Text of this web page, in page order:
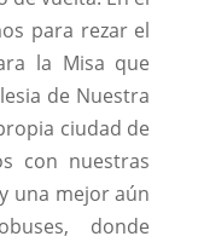
para rezar el
la Misa que
de Nuestra
ciudad de
con nuestras
una mejor aún
donde